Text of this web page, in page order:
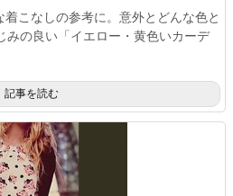
こなしの参考に。意外とどんな色と
みの良い「イエロー・黄色いカーデ
記事を読む